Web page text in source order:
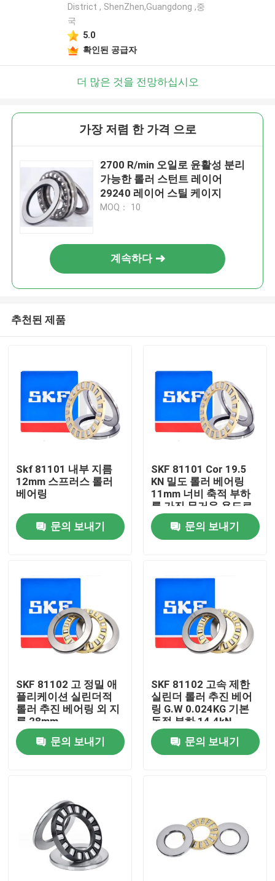
우리 에 관한 것
공장 투어
품질 관리
뉴스
사건
원통형 롤러 베어링
셀프 배열 로울러 태도
District , ShenZhen,Guangdong ,중
국
5.0
확인된 공급자
더 많은 것을 전망하십시오
가장 저렴 한 가격 으로
2700 R/min 오일로 윤활성 분리
가능한 롤러 스턴트 레이어
29240 레이어 스틸 케이지
MOQ： 10
계속하다
추천된 제품
Skf 81101 내부 지름
12mm 스프러스 롤러
베어링
문의 보내기
SKF 81101 Cor 19.5
KN 밀도 롤러 베어링
11mm 너비 축적 부하
를 가진 무거운 용도로
사용되는
문의 보내기
SKF 81102 고 정밀 애
플리케이션 실린더적
롤러 추진 베어링 외 지
름 28mm
문의 보내기
SKF 81102 고속 제한
실린더 롤러 추진 베어
링 G.W 0.024KG 기본
동적 부하 14.4kN
문의 보내기